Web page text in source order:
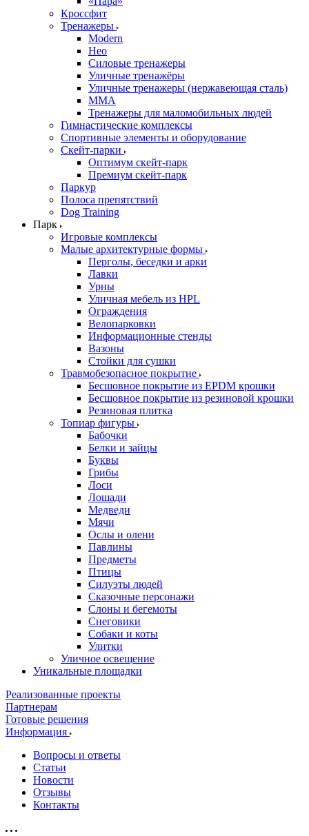
Кроссфит
Тренажеры
Modern
Нео
Силовые тренажеры
Уличные тренажёры
Уличные тренажеры (нержавеющая сталь)
ММА
Тренажеры для маломобильных людей
Гимнастические комплексы
Спортивные элементы и оборудование
Скейт-парки
Оптимум скейт-парк
Премиум скейт-парк
Паркур
Полоса препятствий
Dog Training
Парк
Игровые комплексы
Малые архитектурные формы
Перголы, беседки и арки
Лавки
Урны
Уличная мебель из HPL
Ограждения
Велопарковки
Информационные стенды
Вазоны
Стойки для сушки
Травмобезопасное покрытие
Бесшовное покрытие из EPDM крошки
Бесшовное покрытие из резиновой крошки
Резиновая плитка
Топиар фигуры
Бабочки
Белки и зайцы
Буквы
Грибы
Лоси
Лошади
Медведи
Мячи
Ослы и олени
Павлины
Предметы
Птицы
Силуэты людей
Сказочные персонажи
Слоны и бегемоты
Снеговики
Собаки и коты
Улитки
Уличное освещение
Уникальные площадки
Реализованные проекты
Партнерам
Готовые решения
Информация
Вопросы и ответы
Статьи
Новости
Отзывы
Контакты